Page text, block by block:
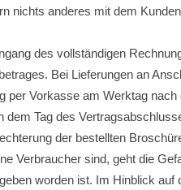
nichts anderes mit dem
des vollständigen
Bei Lieferungen an
per Vorkasse am Werktag
dem Tag des
der bestellten
Verbraucher sind, geht die
worden ist. Im Hinblick